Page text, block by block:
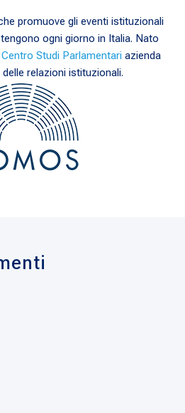
promuove gli eventi istituzionali
ogni giorno in Italia. Nato
Studi Parlamentari azienda
relazioni istituzionali.